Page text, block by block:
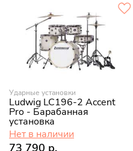
Ударные установки
Ludwig LC196-2 Accent
Pro - Барабанная
установка
Нет в наличии
73 790 р.